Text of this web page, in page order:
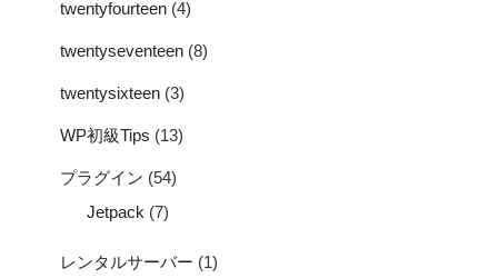
twentyfourteen (4)
twentyseventeen (8)
twentysixteen (3)
WP初級Tips (13)
プラグイン (54)
Jetpack (7)
レンタルサーバー (1)